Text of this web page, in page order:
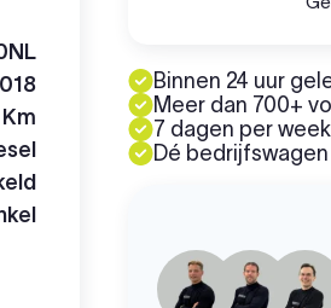
Binnen 24 uur
Meer dan 700+
7 dagen per
Dé